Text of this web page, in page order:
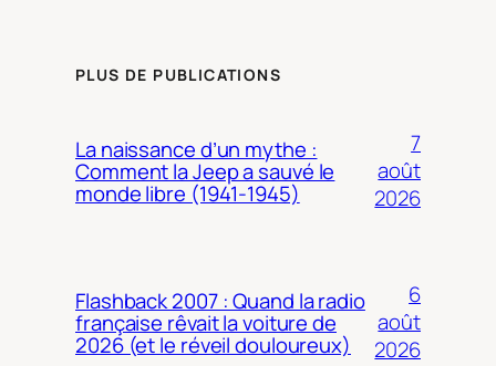
PLUS DE PUBLICATIONS
La naissance d’un mythe :
Comment la Jeep a sauvé le
monde libre (1941-1945)
7
août
2026
Flashback 2007 : Quand la radio
française rêvait la voiture de
2026 (et le réveil douloureux)
6
août
2026